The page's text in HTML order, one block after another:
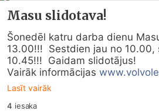
Masu slidotava!
Šonedēl katru darba dienu
13.00!!!  Sestdien jau no
10.45!!!  Gaidam slidotājus!
Vairāk informācijas
Lasīt vairāk
4 iesaka